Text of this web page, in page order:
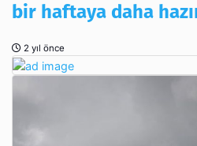
bir haftaya daha
2 yıl önce